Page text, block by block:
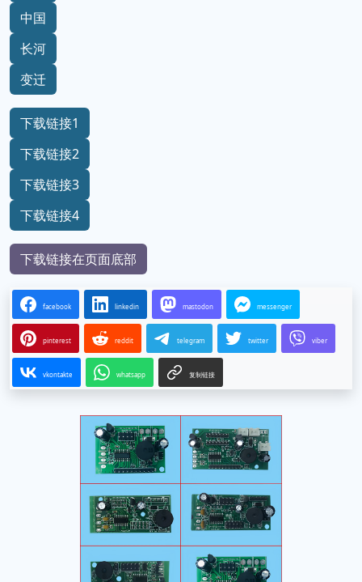
中国
长河
变迁
下载链接1
下载链接2
下载链接3
下载链接4
下载链接在页面底部
facebook linkedin mastodon messenger
pinterest reddit telegram twitter viber
vkontakte whatsapp 复制链接